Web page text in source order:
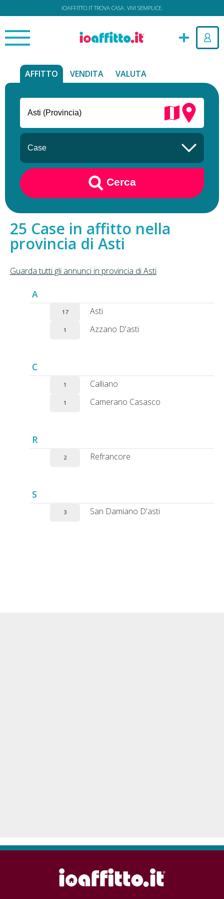
IOAFFITTO.IT TROVA CASA. VIVI SEMPLICE.
AFFITTO VENDITA VALUTA
Cerca
Case in affitto nella
provincia di Asti
Guarda tutti gli annunci in provincia di Asti
A
17 Asti
1 Azzano D'asti
C
1 Calliano
1 Camerano Casasco
R
2 Refrancore
S
3 San Damiano D'asti